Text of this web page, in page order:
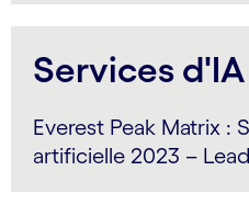
Services d'IA
Everest Peak Matrix :
artificielle 2023 –